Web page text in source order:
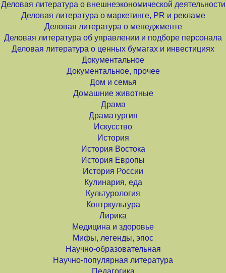
Деловая литература о внешнеэкономической деятельности
Деловая литература о маркетинге, PR и рекламе
Деловая литература о менеджменте
Деловая литература об управлении и подборе персонала
Деловая литература о ценных бумагах и инвестициях
Документальное
Документальное, прочее
Дом и семья
Домашние животные
Драма
Драматургия
Искусство
История
История Востока
История Европы
История России
Кулинария, еда
Культурология
Контркультура
Лирика
Медицина и здоровье
Мифы, легенды, эпос
Научно-образовательная
Научно-популярная литература
Педагогика